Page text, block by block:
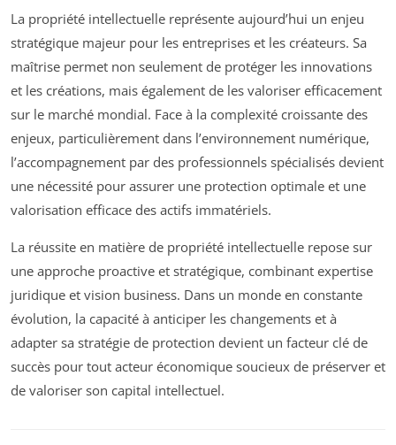
La propriété intellectuelle représente aujourd’hui un enjeu
stratégique majeur pour les entreprises et les créateurs. Sa
maîtrise permet non seulement de protéger les innovations
et les créations, mais également de les valoriser efficacement
sur le marché mondial. Face à la complexité croissante des
enjeux, particulièrement dans l’environnement numérique,
l’accompagnement par des professionnels spécialisés devient
une nécessité pour assurer une protection optimale et une
valorisation efficace des actifs immatériels.
La réussite en matière de propriété intellectuelle repose sur
une approche proactive et stratégique, combinant expertise
juridique et vision business. Dans un monde en constante
évolution, la capacité à anticiper les changements et à
adapter sa stratégie de protection devient un facteur clé de
succès pour tout acteur économique soucieux de préserver et
de valoriser son capital intellectuel.